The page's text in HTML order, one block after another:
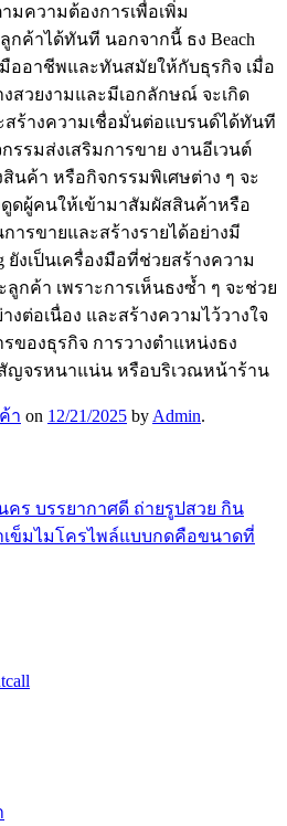
มความต้องการเพื่อเพิ่ม
กค้าได้ทันที นอกจากนี้ ธง Beach
ออาชีพและทันสมัยให้กับธุรกิจ เมื่อ
สวยงามและมีเอกลักษณ์ จะเกิด
ร้างความเชื่อมั่นต่อแบรนด์ได้ทันที
รรมส่งเสริมการขาย งานอีเวนต์
นค้า หรือกิจกรรมพิเศษต่าง ๆ จะ
ดผู้คนให้เข้ามาสัมผัสสินค้าหรือ
ารขายและสร้างรายได้อย่างมี
ยังเป็นเครื่องมือที่ช่วยสร้างความ
กค้า เพราะการเห็นธงซ้ำ ๆ จะช่วย
ต่อเนื่อง และสร้างความไว้วางใจ
องธุรกิจ การวางตำแหน่งธง
ญจรหนาแน่น หรือบริเวณหน้าร้าน
า on 12/21/2025 by Admin.
ร บรรยากาศดี ถ่ายรูปสวย กิน
เข็มไมโครไพล์แบบกดคือขนาดที่